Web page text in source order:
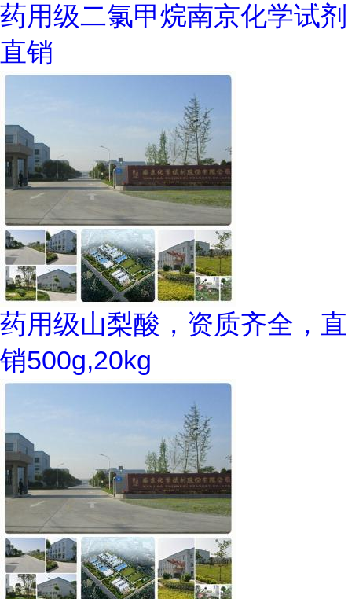
药用级二氯甲烷南京化学试剂
直销
药用级山梨酸，资质齐全，直
销500g,20kg